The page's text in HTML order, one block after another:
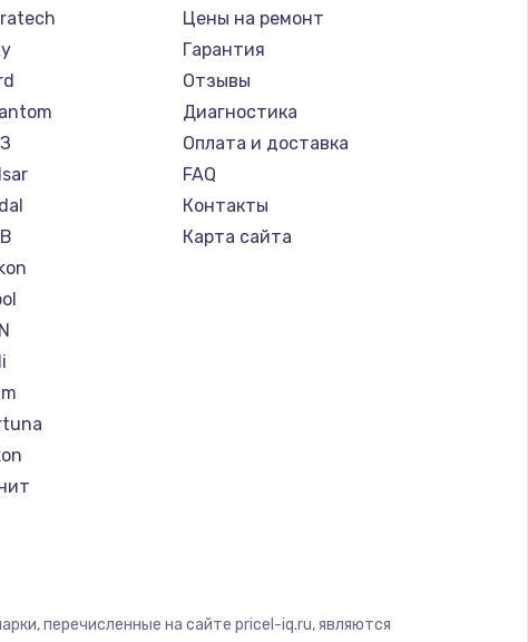
Цены на ремонт
Гарантия
Отзывы
Диагностика
Оплата и доставка
FAQ
Контакты
Карта сайта
перечисленные на сайте pricel-iq.ru, являются